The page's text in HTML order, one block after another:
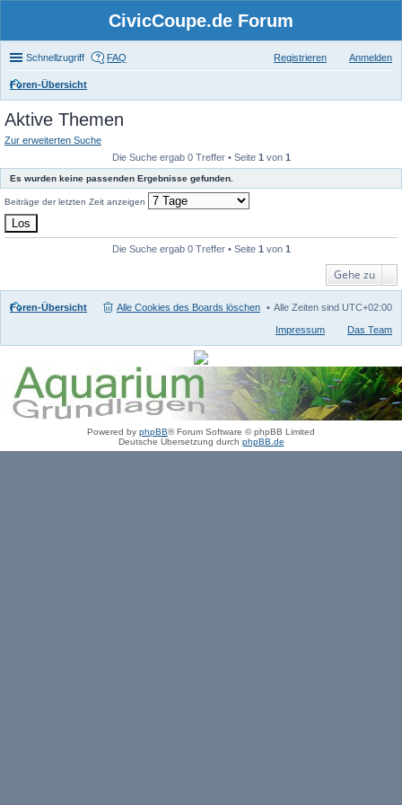
CivicCoupe.de Forum
Schnellzugriff FAQ Anmelden
Registrieren
Foren-Übersicht
Aktive Themen
Zur erweiterten Suche
Die Suche ergab 0 Treffer • Seite 1 von 1
Es wurden keine passenden Ergebnisse gefunden.
Beiträge der letzten Zeit anzeigen
Die Suche ergab 0 Treffer • Seite 1 von 1
Gehe zu
Foren-Übersicht Alle Zeiten sind UTC+02:00
Alle Cookies des Boards löschen
Das Team
Impressum
Powered by phpBB® Forum Software © phpBB Limited
Deutsche Übersetzung durch phpBB.de